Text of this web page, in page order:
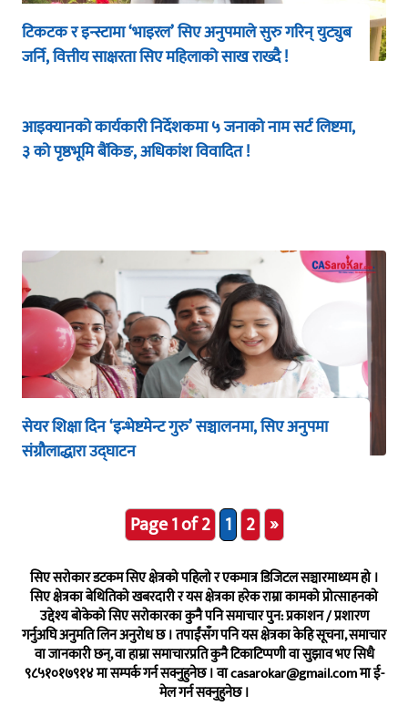
टिकटक र इन्स्टामा ‘भाइरल’ सिए अनुपमाले सुरु गरिन् युट्युब
जर्नि, वित्तीय साक्षरता सिए महिलाको साख राख्दै !
आइक्यानको कार्यकारी निर्देशकमा ५ जनाको नाम सर्ट लिष्टमा,
३ को पृष्ठभूमि बैंकिङ, अधिकांश विवादित !
सेयर शिक्षा दिन ‘इन्भेष्टमेन्ट गुरु’ सञ्चालनमा, सिए अनुपमा
संग्रौलाद्धारा उद्घाटन
Page 1 of 2 1 2 »
सिए सरोकार डटकम सिए क्षेत्रको पहिलो र एकमात्र डिजिटल सञ्चारमाध्यम हो ।
सिए क्षेत्रका बेथितिको खबरदारी र यस क्षेत्रका हरेक राम्रा कामको प्रोत्साहनको
उद्देश्य बोकेको सिए सरोकारका कुनै पनि समाचार पुन: प्रकाशन / प्रशारण
गर्नुअघि अनुमति लिन अनुरोध छ । तपाईंसँग पनि यस क्षेत्रका केहि सूचना, समाचार
वा जानकारी छन्, वा हाम्रा समाचारप्रति कुनै टिकाटिप्पणी वा सुझाव भए सिधै
९८५१०१७९१४ मा सम्पर्क गर्न सक्नुहुनेछ । वाcasarokar@gmail.comमा ई-
मेल गर्न सक्नुहुनेछ ।